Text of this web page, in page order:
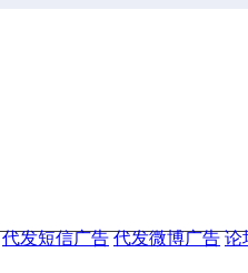
代发短信广告 代发微博广告 论